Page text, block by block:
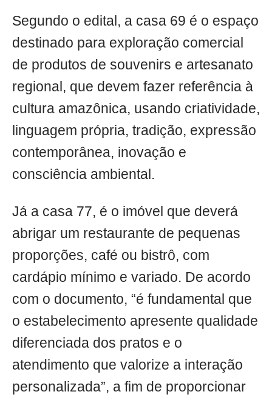
Segundo o edital, a casa 69 é o espaço
destinado para exploração comercial
de produtos de souvenirs e artesanato
regional, que devem fazer referência à
cultura amazônica, usando criatividade,
linguagem própria, tradição, expressão
contemporânea, inovação e
consciência ambiental.
Já a casa 77, é o imóvel que deverá
abrigar um restaurante de pequenas
proporções, café ou bistrô, com
cardápio mínimo e variado. De acordo
com o documento, “é fundamental que
o estabelecimento apresente qualidade
diferenciada dos pratos e o
atendimento que valorize a interação
personalizada”, a fim de proporcionar